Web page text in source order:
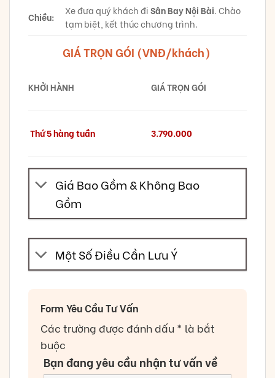
Chiều:
Xe đưa quý khách điSân Bay Nội Bài. Chào
tạm biệt, kết thúc chương trình.
GIÁ TRỌN GÓI (VNĐ/khách)
KHỞI HÀNH GIÁ TRỌN GÓI
Thứ 5 hàng tuần 3.790.000
Giá Bao Gồm & Không Bao
Gồm
Một Số Điều Cần Lưu Ý
Form Yêu Cầu Tư Vấn
Các trường được đánh dấu * là bắt
buộc
Bạn đang yêu cầu nhận tư vấn về